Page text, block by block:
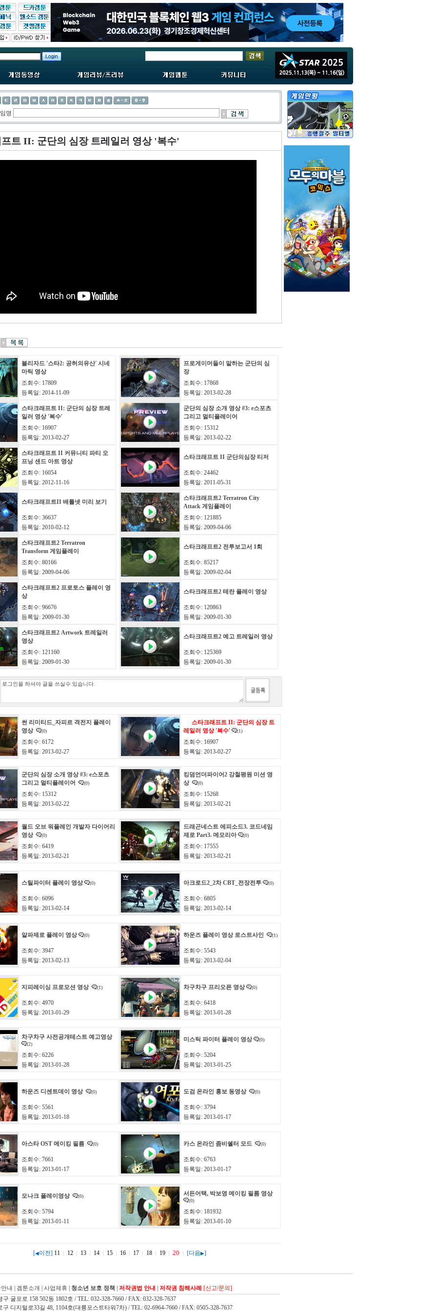
명
트 II: 군단의 심장 트레일러 영상 '복수'
블리자드 '스타2: 공허의유산' 시네
마틱 영상
조회수: 17809
등록일: 2014-11-09
프로게이머들이 말하는 군단의 심
장
조회수: 17868
등록일: 2013-02-28
스타크래프트 II: 군단의 심장 트레
일러 영상 '복수'
조회수: 16907
등록일: 2013-02-27
군단의 심장 소개 영상 #3: e스포츠
그리고 멀티플레이어
조회수: 15312
등록일: 2013-02-22
스타크래프트 II 커뮤니티 파티 오
프닝 샌드 아트 영상
조회수: 16054
등록일: 2012-11-16
스타크래프트 II 군단의심장 티저
조회수: 24462
등록일: 2011-05-31
스타크래프트II 배틀넷 미리 보기
조회수: 36637
등록일: 2010-02-12
스타크래프트2 Terratron City
Attack 게임플레이
조회수: 121885
등록일: 2009-04-06
스타크래프트2 Terratron
Transform 게임플레이
조회수: 80166
등록일: 2009-04-06
스타크래프트2 전투보고서 1회
조회수: 85217
등록일: 2009-02-04
스타크래프트2 프로토스 플레이 영
상
조회수: 96676
등록일: 2009-01-30
스타크래프트2 테란 플레이 영상
조회수: 120863
등록일: 2009-01-30
스타크래프트2 Artwork 트레일러
영상
조회수: 121160
등록일: 2009-01-30
스타크래프트2 예고 트레일러 영상
조회수: 125369
등록일: 2009-01-30
썬 리미티드_자피르 격전지 플레이
영상
(0)
조회수: 6172
등록일: 2013-02-27
스타크래프트 II: 군단의 심장 트
레일러 영상 '복수'
(1)
조회수: 16907
등록일: 2013-02-27
군단의 심장 소개 영상 #3: e스포츠
그리고 멀티플레이어
(0)
조회수: 15312
등록일: 2013-02-22
킹덤언더파이어2 강철평원 미션 영
상
(0)
조회수: 15268
등록일: 2013-02-21
월드 오브 워플레인 개발자 다이어리
영상
(0)
조회수: 6419
등록일: 2013-02-21
드래곤네스트 에피소드3. 코드네임
제로 Part3. 메모리아
(0)
조회수: 17555
등록일: 2013-02-21
스틸파이터 플레이 영상 (0)
조회수: 6096
등록일: 2013-02-14
아크로드2_2차 CBT_전장전투 (0)
조회수: 6805
등록일: 2013-02-14
알파제로 플레이 영상 (0)
조회수: 3947
등록일: 2013-02-13
하운즈 플레이 영상 로스트사인 (1)
조회수: 5543
등록일: 2013-02-04
지피레이싱 프로모션 영상 (1)
조회수: 4970
등록일: 2013-01-29
차구차구 프리오픈 영상 (0)
조회수: 6418
등록일: 2013-01-28
차구차구 사전공개테스트 예고영상
(2)
조회수: 6226
등록일: 2013-01-28
미스틱 파이터 플레이 영상 (0)
조회수: 5204
등록일: 2013-01-25
하운즈 디센트데이 영상 (0)
조회수: 5561
등록일: 2013-01-18
도검 온라인 홍보 동영상 (0)
조회수: 3794
등록일: 2013-01-17
아스타 OST 메이킹 필름 (0)
조회수: 7661
등록일: 2013-01-17
카스 온라인 좀비쉘터 모드 (0)
조회수: 6763
등록일: 2013-01-17
모나크 플레이영상 (0)
조회수: 5794
등록일: 2013-01-11
서든어택, 박보영 메이킹 필름 영상
(0)
조회수: 181932
등록일: 2013-01-10
[◀이전] 11 12 13 14 15 16 17 18 19 20 [다음▶]
내 겜툰소개 사업제휴 청소년 보호 정책 저작권법 안내 저작권 침해사례
[신고/문의]
굴포로 158 502동 1802호 / TEL: 032-328-7660 / FAX: 032-328-7637
디지털로33길 48, 1104호(대륭포스트타워7차) / TEL: 02-6964-7660 / FAX: 0505-328-7637